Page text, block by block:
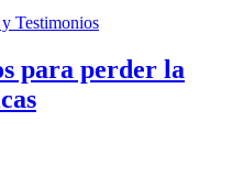
Testimonios
para perder la